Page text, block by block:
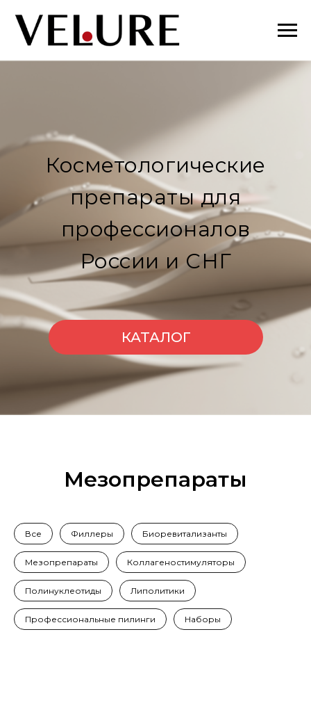
КАТАЛОГ
Косметологические
препараты для
профессионалов
России и СНГ
Мезопрепараты
Все Филлеры Биоревитализанты
Мезопрепараты Коллагеностимуляторы
Полинуклеотиды Липолитики
Профессиональные пилинги Наборы